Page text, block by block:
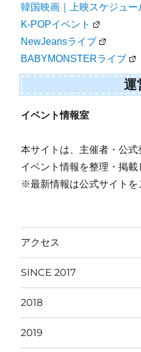
韓国映画｜上映スケジュー
K-POPイベント
NewJeansライブ
BABYMONSTERライブ
運
イベント情報室
本サイトは、主催者・公式
イベント情報を整理・掲載
※最新情報は公式サイトを
アクセス
SINCE 2017
2018
2019